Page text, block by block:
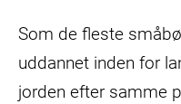
Som de fleste
uddannet inden for
jorden efter samme